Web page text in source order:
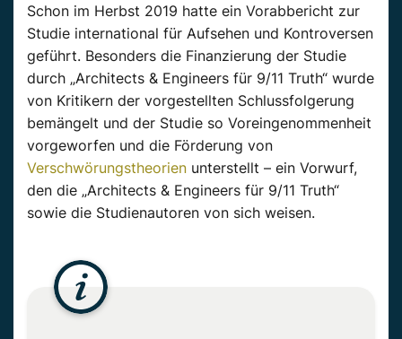
Schon im Herbst 2019 hatte ein Vorabbericht zur
Studie international für Aufsehen und Kontroversen
geführt. Besonders die Finanzierung der Studie
durch „Architects & Engineers für 9/11 Truth“ wurde
von Kritikern der vorgestellten Schlussfolgerung
bemängelt und der Studie so Voreingenommenheit
vorgeworfen und die Förderung von
Verschwörungstheorien unterstellt – ein Vorwurf,
den die „Architects & Engineers für 9/11 Truth“
sowie die Studienautoren von sich weisen.